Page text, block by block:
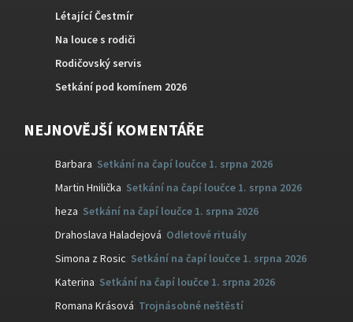
Létající Čestmír
Na louce s rodiči
Rodičovský servis
Setkání pod komínem 2026
NEJNOVĚJŠÍ KOMENTÁŘE
Barbara Setkání na čapí loučce 1. srpna 2026
Martin Hnilička Setkání na čapí loučce 1. srpna 2026
heza Setkání na čapí loučce 1. srpna 2026
Drahoslava Haladejová Odletové rituály
Simona z Rosic Setkání na čapí loučce 1. srpna 2026
Katerina Setkání na čapí loučce 1. srpna 2026
Romana Krásová Trojnásobné neštěstí